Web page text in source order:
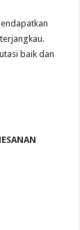
baik dan